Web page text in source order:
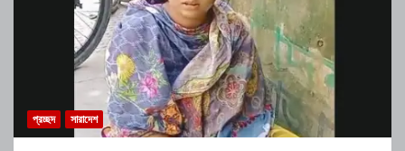
প্রচ্ছদ সারাদেশ